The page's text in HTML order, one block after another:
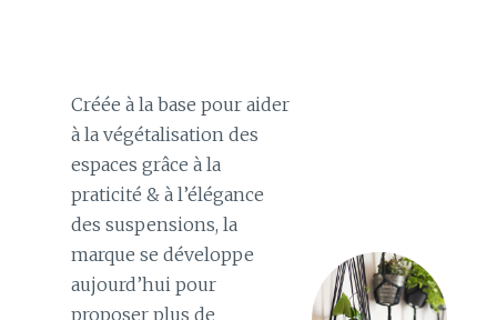
Créée à la base pour aider
à la végétalisation des
espaces grâce à la
praticité & à l’élégance
des suspensions, la
marque se développe
aujourd’hui pour
proposer plus de